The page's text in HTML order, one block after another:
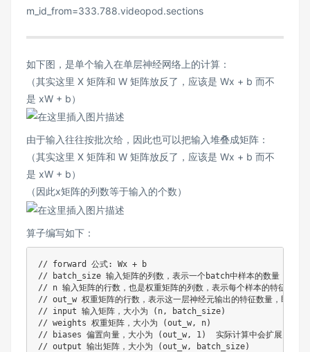
m_id_from=333.788.videopod.sections
如下图，是单个输入在单层神经网络上的计算：
（其实这里 X 矩阵和 W 矩阵放反了，应该是 Wx + b 而不
是 xW + b）
由于输入往往按批次给，因此也可以把输入堆叠成矩阵：
（其实这里 X 矩阵和 W 矩阵放反了，应该是 Wx + b 而不
是 xW + b）
（因此x矩阵的列数等于输入的个数）
算子编写如下：
// forward 公式: Wx + b
// batch_size 输入矩阵的列数，表示一个batch中样本的数量，也是
// n 输入矩阵的行数，也是权重矩阵的列数，表示每个样本的特征数量
// out_w 权重矩阵的行数，表示这一层神经元输出的特征数量，即输出
// input 输入矩阵，大小为 (n, batch_size)
// weights 权重矩阵，大小为 (out_w, n)
// biases 偏置向量，大小为 (out_w, 1)  实际计算中会扩展为输
// output 输出矩阵，大小为 (out_w, batch_size)